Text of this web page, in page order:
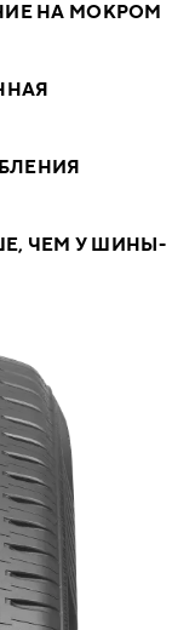
НА МОКРОМ
ЧЕМ У ШИНЫ-